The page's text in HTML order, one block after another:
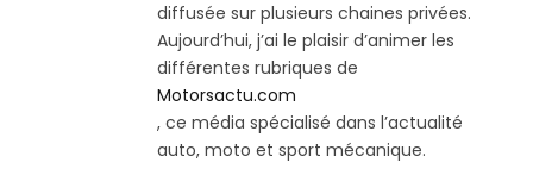
diffusée sur plusieurs chaines privées.
Aujourd’hui, j’ai le plaisir d’animer les
différentes rubriques de
Motorsactu.com
, ce média spécialisé dans l’actualité
auto, moto et sport mécanique.